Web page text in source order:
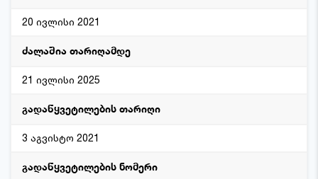
20 ივლისი 2021
ძალაშია თარიღამდე
21 ივლისი 2025
გადაწყვეტილების თარიღი
3 აგვისტო 2021
გადაწყვეტილების ნომერი